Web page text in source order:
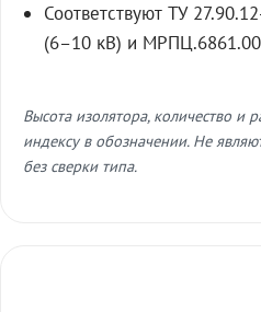
Соответствуют ТУ
(6–10 кВ) и
Высота изолятора, количество и
индексу в обозначении. Не
без сверки типа.